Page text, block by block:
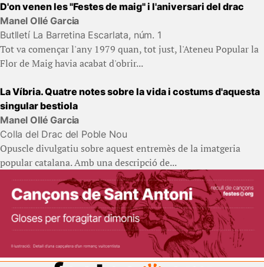
D'on venen les "Festes de maig" i l'aniversari del drac
Manel Ollé Garcia
Butlletí La Barretina Escarlata, núm. 1
Tot va començar l'any 1979 quan, tot just, l'Ateneu Popular la
Flor de Maig havia acabat d'obrir...
La Víbria. Quatre notes sobre la vida i costums d'aquesta
singular bestiola
Manel Ollé Garcia
Colla del Drac del Poble Nou
Opuscle divulgatiu sobre aquest entremès de la imatgeria
popular catalana. Amb una descripció de...